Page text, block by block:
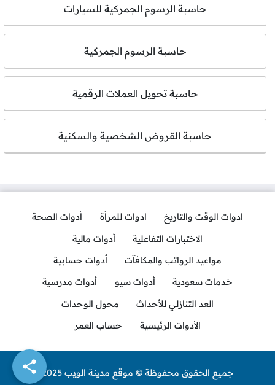
حاسبة الرسوم الجمركية للسيارات
حاسبة الرسوم الجمركية
حاسبة تحويل العملات الرقمية
حاسبة القروض الشخصية والسكنية
ادوات الوقت والتاريخ ادوات للمرأة
أدوات الصحة
الاختبارات التفاعلية
أدوات مالية
مواعيد الرواتب والمكافآت
أدوات حسابية
خدمات سعودية
أدوات سيو
أدوات مدرسية
العد التنازلي للأحداث
محول الوحدات
الأدوات الرئيسية
حساب العمر
جميع الحقوق محفوظة © موقع مدينة الويب 2025